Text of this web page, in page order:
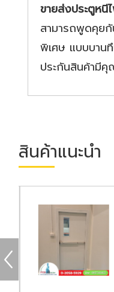
ขายส่งประตูห
สามารถพูดคุยกั
พิเศษ แบบบาน
ประกันสินค้ามี
สินค้าแนะนำ